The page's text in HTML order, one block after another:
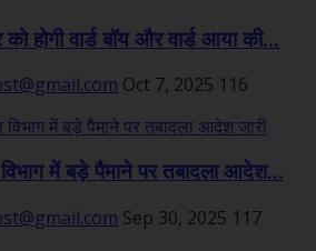
होगी वार्ड बॉय और वार्ड आया की...
Oct 7, 2025 116
में बड़े पैमाने पर तबादला आदेश...
Sep 30, 2025 117